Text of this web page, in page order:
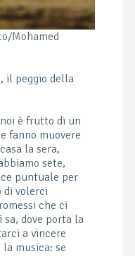
Mohamed
il peggio della
è frutto di un
fanno muovere
la sera,
sete,
puntuale per
di volerci
che ci
dove porta la
a vincere
musica: se